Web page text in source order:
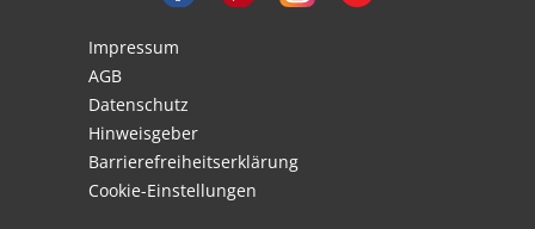
Impressum
AGB
Datenschutz
Hinweisgeber
Barrierefreiheitserklärung
Cookie-Einstellungen